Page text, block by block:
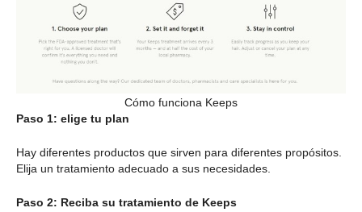
Cómo funciona Keeps
Paso 1: elige tu plan
Hay diferentes productos que sirven para diferentes propósitos.
Elija un tratamiento adecuado a sus necesidades.
Paso 2: Reciba su tratamiento de Keeps